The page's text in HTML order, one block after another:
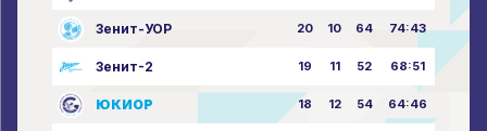
Зенит-УОР 20 10 64 74:43
Зенит-2 19 11 52 68:51
ЮКИОР 18 12 54 64:46